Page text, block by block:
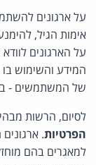
על ארגונים
אימות הגיל,
על הארגונים
המידע והשימוש בו
של המשתמשים -
לסיום, הרשות
הפרטיות.
למאגרים בהם